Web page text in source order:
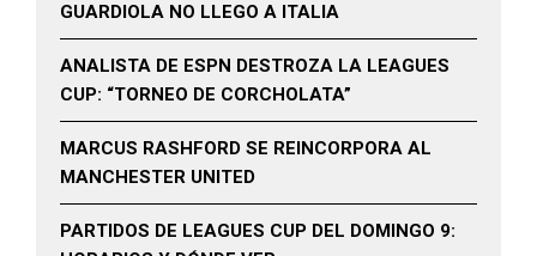
GUARDIOLA NO LLEGO A ITALIA
ANALISTA DE ESPN DESTROZA LA LEAGUES
CUP: “TORNEO DE CORCHOLATA”
MARCUS RASHFORD SE REINCORPORA AL
MANCHESTER UNITED
PARTIDOS DE LEAGUES CUP DEL DOMINGO 9: